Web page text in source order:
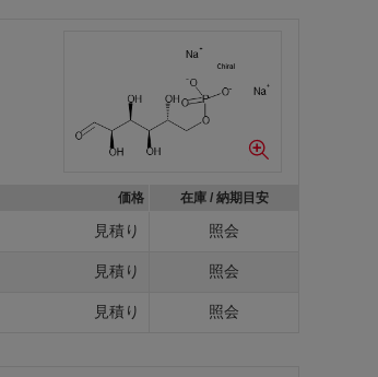
価格 在庫 / 納期目安
見積り 照会
見積り 照会
見積り 照会